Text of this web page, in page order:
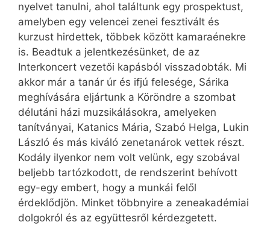
nyelvet tanulni, ahol találtunk egy prospektust,
amelyben egy velencei zenei fesztivált és
kurzust hirdettek, többek között kamaraénekre
is. Beadtuk a jelentkezésünket, de az
Interkoncert vezetői kapásból visszadobták. Mi
akkor már a tanár úr és ifjú felesége, Sárika
meghívására eljártunk a Köröndre a szombat
délutáni házi muzsikálásokra, amelyeken
tanítványai, Katanics Mária, Szabó Helga, Lukin
László és más kiváló zenetanárok vettek részt.
Kodály ilyenkor nem volt velünk, egy szobával
beljebb tartózkodott, de rendszerint behívott
egy-egy embert, hogy a munkái felől
érdeklődjön. Minket többnyire a zeneakadémiai
dolgokról és az együttesről kérdezgetett.